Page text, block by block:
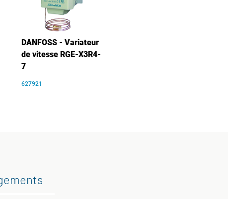
DANFOSS - Variateur
de vitesse RGE-X3R4-
7
627921